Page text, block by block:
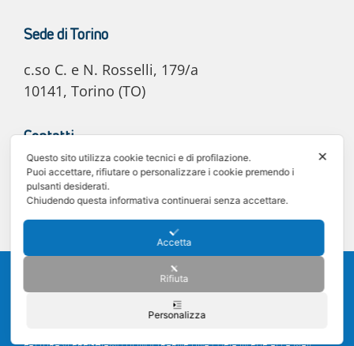
Sede di Torino
c.so C. e N. Rosselli, 179/a
10141, Torino (TO)
Contatti
E-mail: info@e20automotive.it
Tel. 011 02.06.030
©2025 e20 Automotive S.r.l. - C.F. e P. IVA 12242340011 -
Sede legale: Via Lanzo 31, 10071 Borgaro Torinese (TO) - Registro delle
Imprese di Torino - Numero R.E.A. TO-1275735
PEC PER FATTURAZIONE ELETTRONICA DA UTILIZZARE AL POSTO DEL
✕
Questo sito utilizza cookie tecnici e di profilazione.
Puoi accettare, rifiutare o personalizzare i cookie premendo i
pulsanti desiderati.
Chiudendo questa informativa continuerai senza accettare.
Accetta
Rifiuta
Personalizza